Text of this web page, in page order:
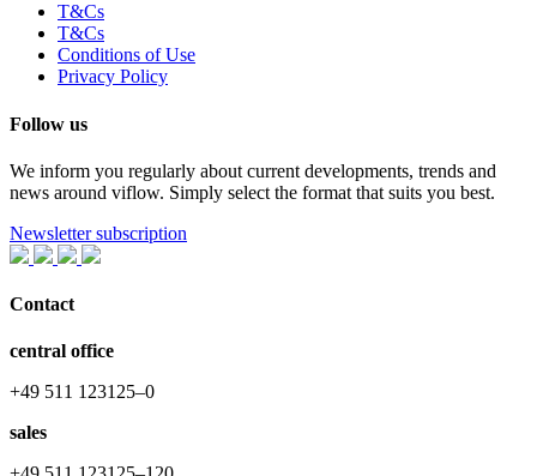
T&Cs
T&Cs
Conditions of Use
Privacy Policy
Follow us
We inform you regularly about current developments, trends and
news around viflow. Simply select the format that suits you best.
Newsletter subscription
Contact
central office
+49 511 123125–0
sales